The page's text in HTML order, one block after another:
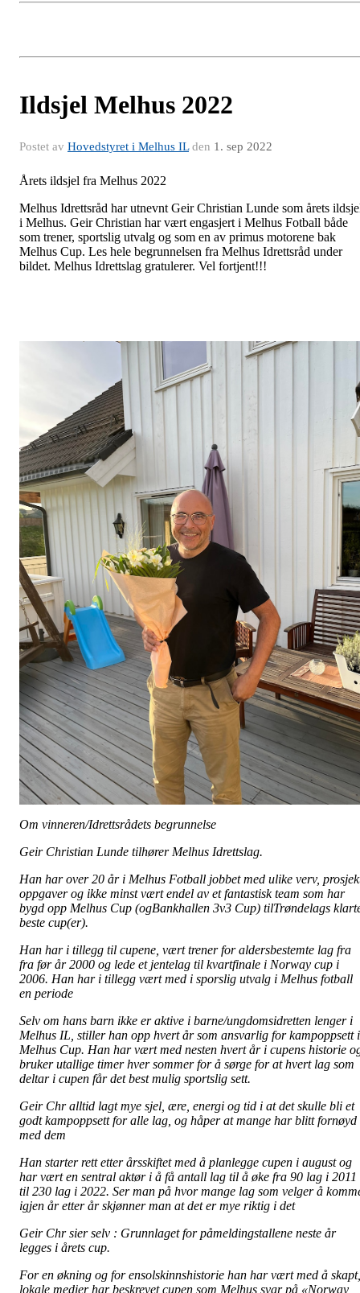
Ildsjel Melhus 2022
Postet av Hovedstyret i Melhus ILden 1. sep 2022
Årets ildsjel fra Melhus 2022
Melhus Idrettsråd har utnevnt Geir Christian Lunde som årets
i Melhus. Geir Christian har vært engasjert i Melhus Fotball både
som trener, sportslig utvalg og som en av primus motorene bak
Melhus Cup. Les hele begrunnelsen fra Melhus Idrettsråd under
bildet. Melhus Idrettslag gratulerer. Vel fortjent!!!
Om vinneren/Idrettsrådets begrunnelse
Geir Christian Lunde tilhører Melhus Idrettslag.
Han har over 20 år i Melhus Fotball jobbet med ulike verv,
oppgaver og ikke minst vært endel av et fantastisk team som har
bygd opp Melhus Cup (ogBankhallen 3v3 Cup) tilTrøndelags
beste cup(er).
Han har i tillegg til cupene, vært trener for aldersbestemte lag fra
fra før år 2000 og lede et jentelag til kvartfinale i Norway cup i
2006. Han har i tillegg vært med i sporslig utvalg i Melhus fotball
en periode
Selv om hans barn ikke er aktive i barne/ungdomsidretten lenger i
Melhus IL, stiller han opp hvert år som ansvarlig for kampoppsett i
Melhus Cup. Han har vært med nesten hvert år i cupens historie
bruker utallige timer hver sommer for å sørge for at hvert lag som
deltar i cupen får det best mulig sportslig sett.
Geir Chr alltid lagt mye sjel, ære, energi og tid i at det skulle bli et
godt kampoppsett for alle lag, og håper at mange har blitt fornøyd
med dem
Han starter rett etter årsskiftet med å planlegge cupen i august og
har vært en sentral aktør i å få antall lag til å øke fra 90 lag i 2011
til 230 lag i 2022. Ser man på hvor mange lag som velger å
igjen år etter år skjønner man at det er mye riktig i det
Geir Chr sier selv : Grunnlaget for påmeldingstallene neste år
legges i årets cup.
For en økning og for ensolskinnshistorie han har vært med å skapt,
lokale medier har beskrevet cupen som Melhus svar på «Norway